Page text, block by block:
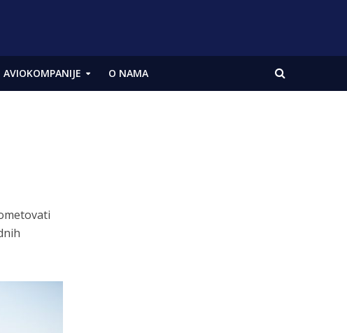
AVIOKOMPANIJE O NAMA